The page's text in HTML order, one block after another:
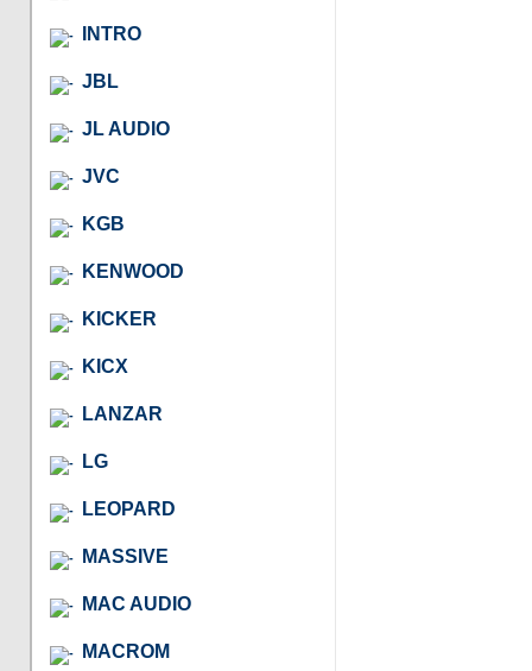
INTRO
JBL
JL AUDIO
JVC
KGB
KENWOOD
KICKER
KICX
LANZAR
LG
LEOPARD
MASSIVE
MAC AUDIO
MACROM